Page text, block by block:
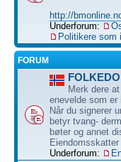
http://
Underforum:
Politikere som
FORUM
Merk dere
enevelde som er
Når du signerer
betyr tvang-
bøter og annet
Eiendomsskatter
Underforum: